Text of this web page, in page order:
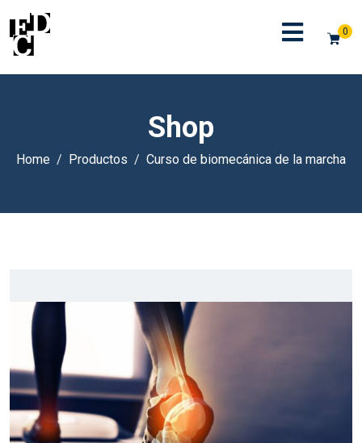
0
Shop
Home Productos Curso de biomecánica de la marcha